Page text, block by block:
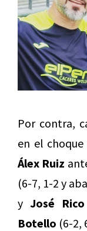
Por contra,
en el
Álex Ruiz
(6-7, 1-2 y
yJosé Rico
Botello (6-2,